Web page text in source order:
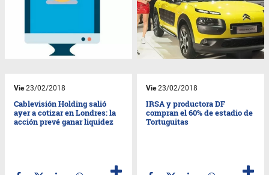
Vie23/02/2018
Cablevisión Holding salió
ayer a cotizar en Londres: la
acción prevé ganar liquidez
Vie23/02/2018
IRSA y productora DF
compran el 60% de estadio de
Tortuguitas